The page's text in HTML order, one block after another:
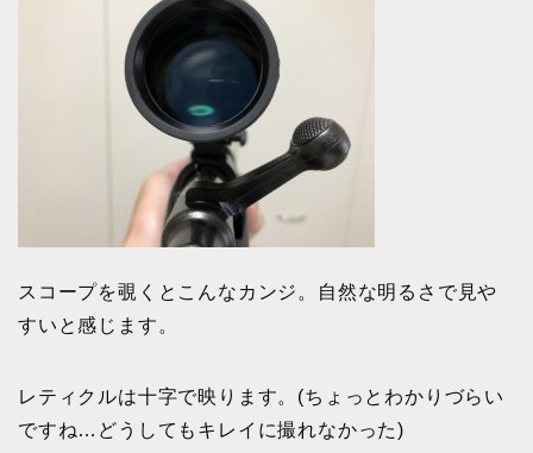
スコープを覗くとこんなカンジ。自然な明るさで見や
すいと感じます。
レティクルは十字で映ります。(ちょっとわかりづらい
ですね…どうしてもキレイに撮れなかった)